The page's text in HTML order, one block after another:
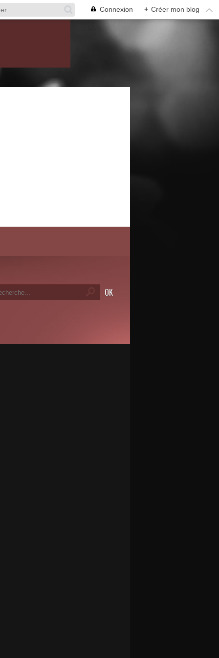
Connexion + Créer mon blog